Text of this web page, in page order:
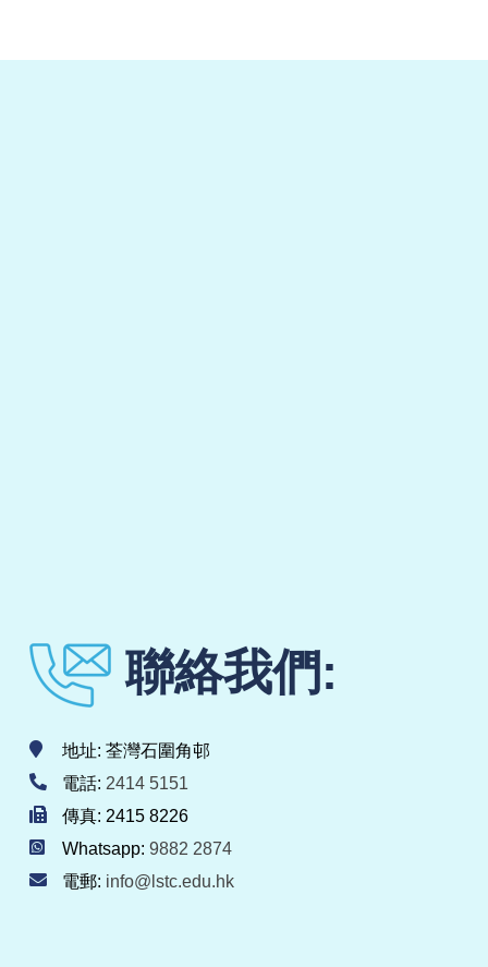
聯絡我們:
地址: 荃灣石圍角邨
電話: 2414 5151
傳真: 2415 8226
Whatsapp: 9882 2874
電郵: info@lstc.edu.hk